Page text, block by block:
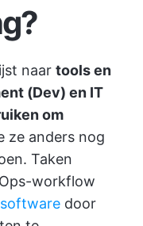
naar tools en
(Dev) en IT
om
ze anders nog
Taken
workflow
door